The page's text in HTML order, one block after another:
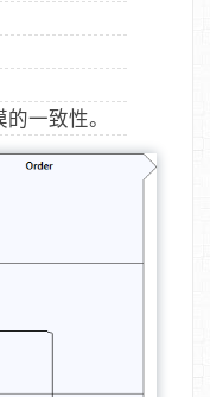
一致性。